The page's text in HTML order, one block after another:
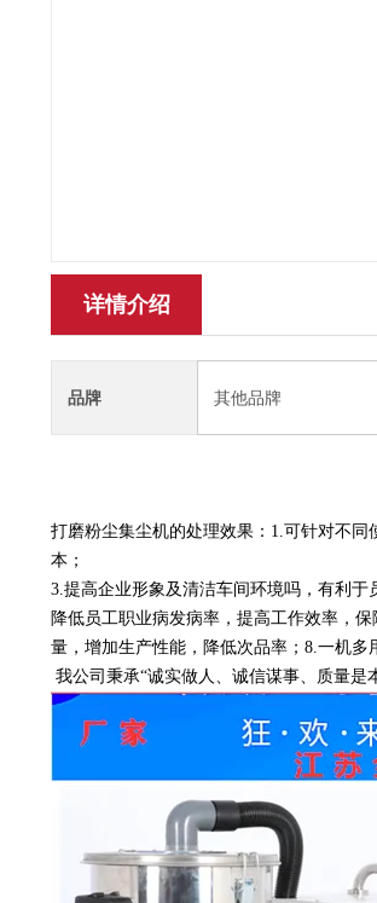
详情介绍
品牌 其他品牌
打磨粉尘集尘机的处理效果：1.可针对不
本；
3.提高企业形象及清洁车间环境吗，有利
降低员工职业病发病率，提高工作效率，
量，增加生产性能，降低次品率；8.一机
我公司秉承“诚实做人、诚信谋事、质量是